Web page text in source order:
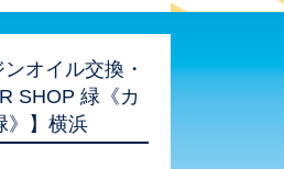
オイル交換・
SHOP 緑《カ
》】横浜